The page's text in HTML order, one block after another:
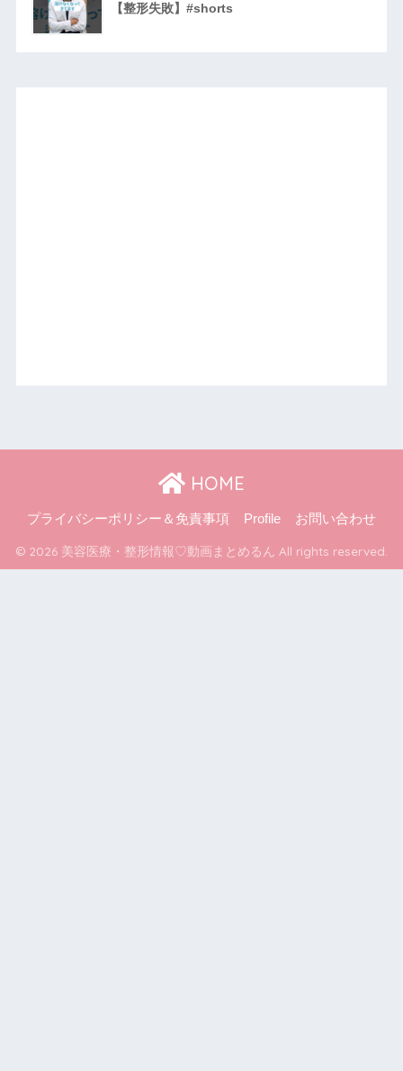
【整形失敗】#shorts
HOME
プライバシーポリシー＆免責事項 Profile お問い合わせ
© 2026 美容医療・整形情報♡動画まとめるん All rights reserved.